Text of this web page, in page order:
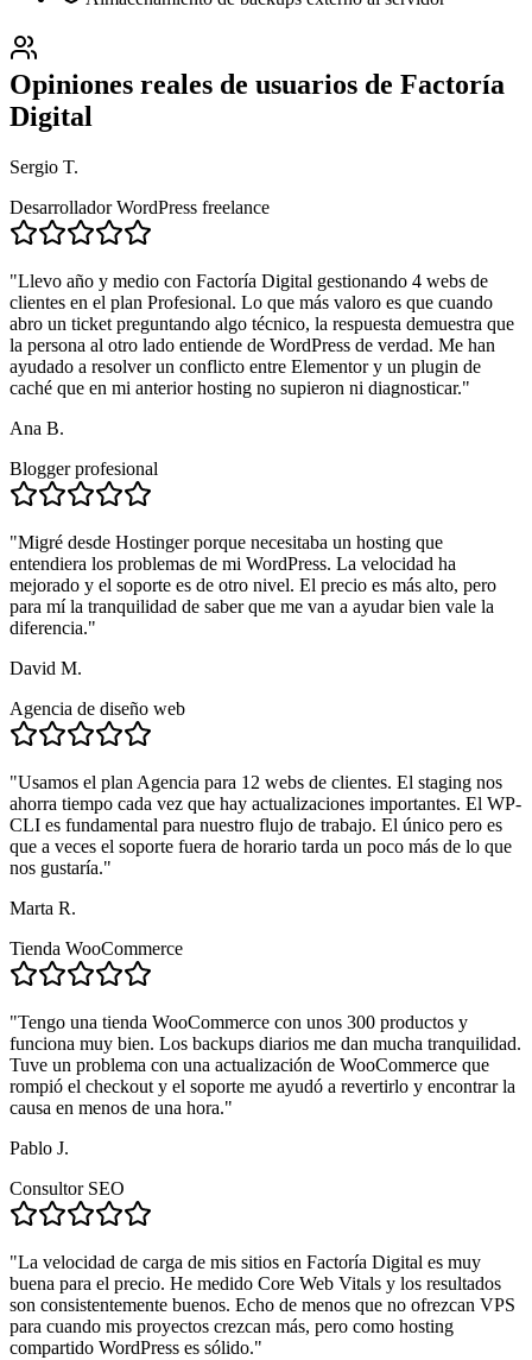
Opiniones reales de usuarios de Factoría
Digital
Sergio T.
Desarrollador WordPress freelance
"Llevo año y medio con Factoría Digital gestionando 4 webs de
clientes en el plan Profesional. Lo que más valoro es que cuando
abro un ticket preguntando algo técnico, la respuesta demuestra que
la persona al otro lado entiende de WordPress de verdad. Me han
ayudado a resolver un conflicto entre Elementor y un plugin de
caché que en mi anterior hosting no supieron ni diagnosticar."
Ana B.
Blogger profesional
"Migré desde Hostinger porque necesitaba un hosting que
entendiera los problemas de mi WordPress. La velocidad ha
mejorado y el soporte es de otro nivel. El precio es más alto, pero
para mí la tranquilidad de saber que me van a ayudar bien vale la
diferencia."
David M.
Agencia de diseño web
"Usamos el plan Agencia para 12 webs de clientes. El staging nos
ahorra tiempo cada vez que hay actualizaciones importantes. El WP-
CLI es fundamental para nuestro flujo de trabajo. El único pero es
que a veces el soporte fuera de horario tarda un poco más de lo que
nos gustaría."
Marta R.
Tienda WooCommerce
"Tengo una tienda WooCommerce con unos 300 productos y
funciona muy bien. Los backups diarios me dan mucha tranquilidad.
Tuve un problema con una actualización de WooCommerce que
rompió el checkout y el soporte me ayudó a revertirlo y encontrar la
causa en menos de una hora."
Pablo J.
Consultor SEO
"La velocidad de carga de mis sitios en Factoría Digital es muy
buena para el precio. He medido Core Web Vitals y los resultados
son consistentemente buenos. Echo de menos que no ofrezcan VPS
para cuando mis proyectos crezcan más, pero como hosting
compartido WordPress es sólido."